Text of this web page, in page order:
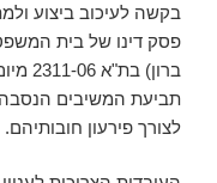
בקשה לעיכוב ביצוע
פסק דינו של בית
תביעת המשיבים
לצורך פירעון חובותיהם.